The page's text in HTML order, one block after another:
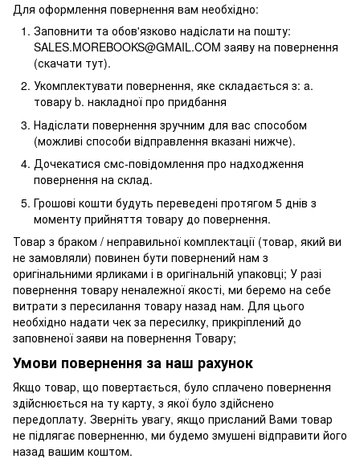
Для оформлення повернення вам необхідно:
Заповнити та обов'язково надіслати на пошту:
SALES.MOREBOOKS@GMAIL.COM заяву на повернення
(скачати тут).
Укомплектувати повернення, яке складається з: a.
товару b. накладної про придбання
Надіслати повернення зручним для вас способом
(можливі способи відправлення вказані нижче).
Дочекатися смс-повідомлення про надходження
повернення на склад.
Грошові кошти будуть переведені протягом 5 днів з
моменту прийняття товару до повернення.
Товар з браком / неправильної комплектації (товар, який ви
не замовляли) повинен бути повернений нам з
оригінальними ярликами і в оригінальній упаковці; У разі
повернення товару неналежної якості, ми беремо на себе
витрати з пересилання товару назад нам. Для цього
необхідно надати чек за пересилку, прикріплений до
заповненої заяви на повернення Товару;
Умови повернення за наш рахунок
Якщо товар, що повертається, було сплачено повернення
здійснюється на ту карту, з якої було здійснено
передоплату. Зверніть увагу, якщо присланий Вами товар
не підлягає поверненню, ми будемо змушені відправити його
назад вашим коштом.